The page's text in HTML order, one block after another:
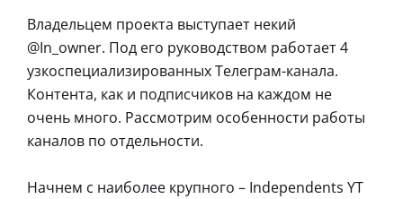
Владельцем проекта выступает некий
@In_owner. Под его руководством работает 4
узкоспециализированных Телеграм-канала.
Контента, как и подписчиков на каждом не
очень много. Рассмотрим особенности работы
каналов по отдельности.
Начнем с наиболее крупного – Independents YT